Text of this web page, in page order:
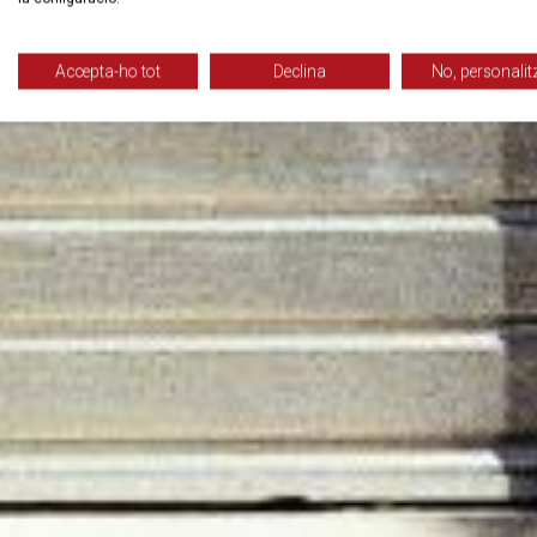
Accepta-ho tot Declina No,